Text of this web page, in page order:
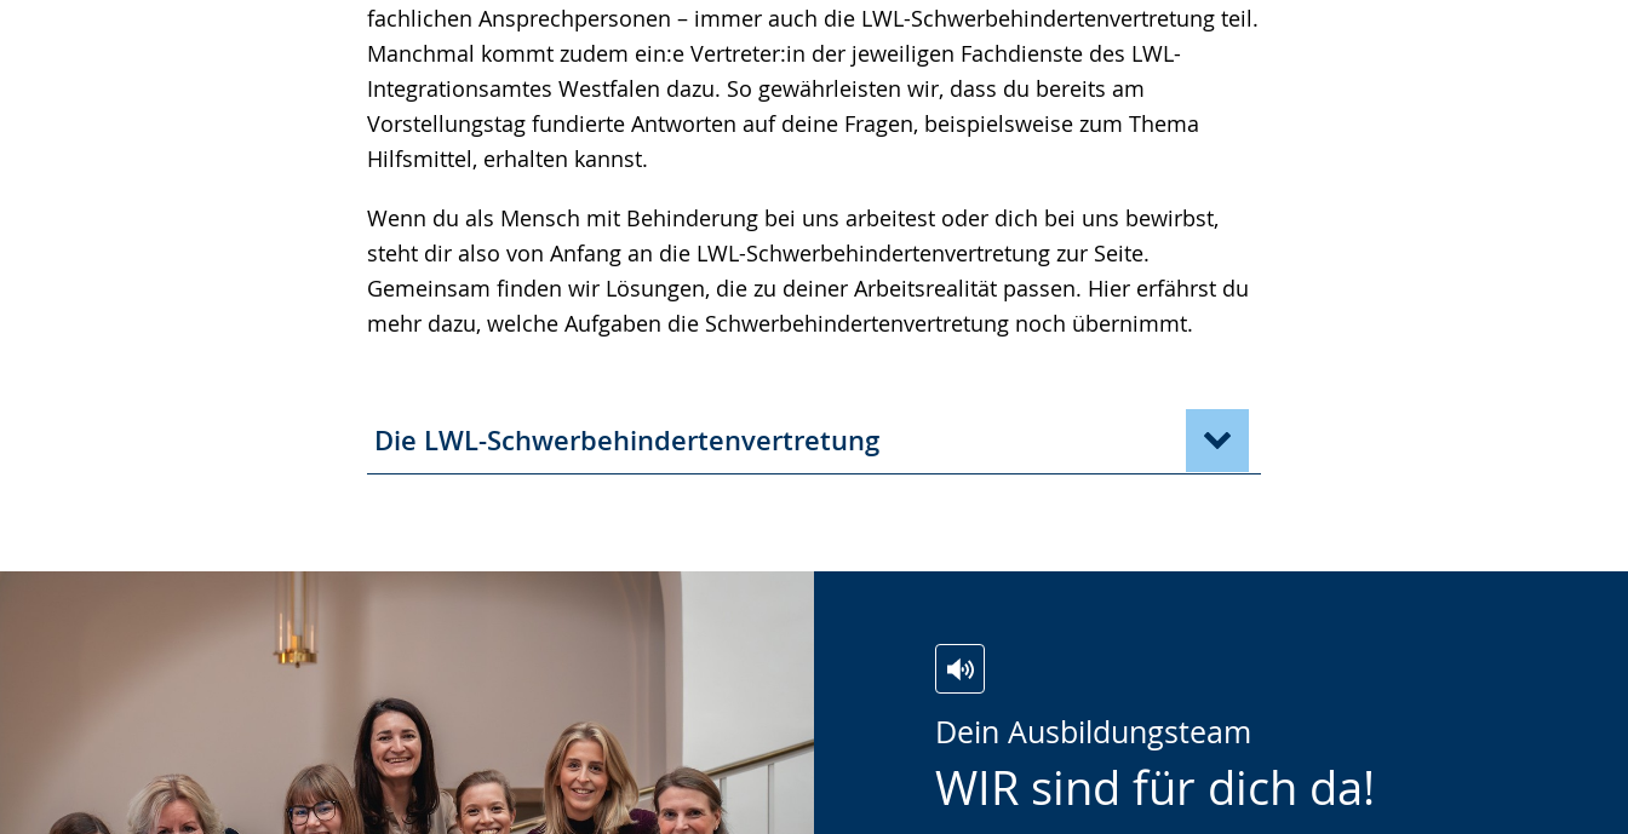
fachlichen Ansprechpersonen – immer auch die LWL-Schwerbehindertenvertretung teil.
Manchmal kommt zudem ein:e Vertreter:in der jeweiligen Fachdienste des LWL-
Integrationsamtes Westfalen dazu. So gewährleisten wir, dass du bereits am
Vorstellungstag fundierte Antworten auf deine Fragen, beispielsweise zum Thema
Hilfsmittel, erhalten kannst.
Wenn du als Mensch mit Behinderung bei uns arbeitest oder dich bei uns bewirbst,
steht dir also von Anfang an die LWL-Schwerbehindertenvertretung zur Seite.
Gemeinsam finden wir Lösungen, die zu deiner Arbeitsrealität passen. Hier erfährst du
mehr dazu, welche Aufgaben die Schwerbehindertenvertretung noch übernimmt.
Die LWL-Schwerbehindertenvertretung
Dein Ausbildungsteam
WIR sind für dich da!
Leichten
Sprache
wechseln.
Audio-
Unterstützung.
Video
in
Deutscher